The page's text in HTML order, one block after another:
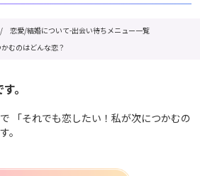
/
恋愛/結婚について-出会い待ちメニュー一覧
むのはどんな恋？
。
「それでも恋したい！私が次につかむの
。